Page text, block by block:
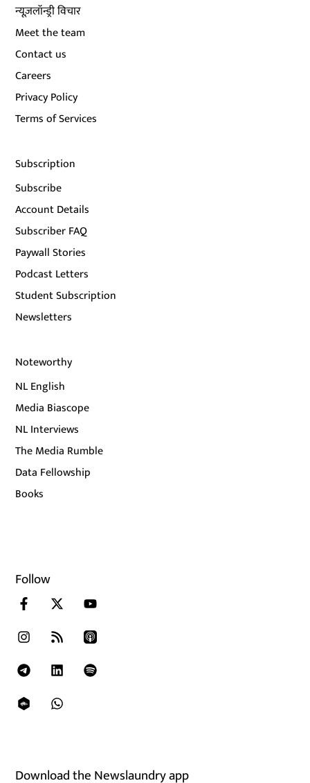
न्यूज़लॉन्ड्री विचार
Meet the team
Contact us
Careers
Privacy Policy
Terms of Services
Subscription
Subscribe
Account Details
Subscriber FAQ
Paywall Stories
Podcast Letters
Student Subscription
Newsletters
Noteworthy
NL English
Media Biascope
NL Interviews
The Media Rumble
Data Fellowship
Books
Follow
Download the Newslaundry app